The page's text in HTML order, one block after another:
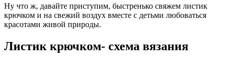
Ну что ж, давайте приступим, быстренько свяжем листик
крючком и на свежий воздух вместе с детьми любоваться
красотами живой природы.
Листик крючком- схема вязания